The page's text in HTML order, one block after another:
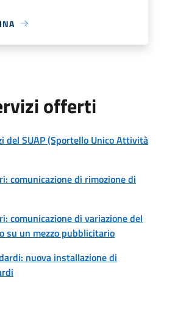
offerti
del SUAP (Sportello Unico Attività
comunicazione di rimozione di
comunicazione di variazione del
su un mezzo pubblicitario
nuova installazione di